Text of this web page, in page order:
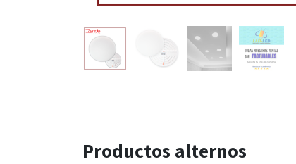
Productos alternos